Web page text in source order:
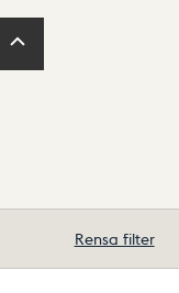
Rensa filter